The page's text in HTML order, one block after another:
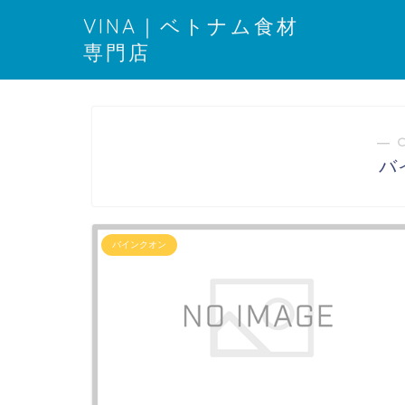
VINA｜ベトナム食材
専門店
―
バ
バインクオン